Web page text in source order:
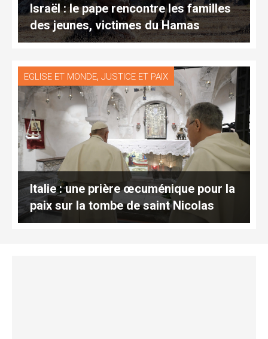
Israël : le pape rencontre les familles
des jeunes, victimes du Hamas
EGLISE ET MONDE, JUSTICE ET PAIX
Italie : une prière œcuménique pour la
paix sur la tombe de saint Nicolas